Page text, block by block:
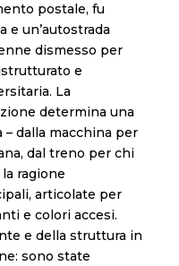
postale, fu
e un’autostrada
dismesso per
e
La
determina una
dalla macchina per
dal treno per chi
ragione
articolate per
e colori accesi.
e della struttura in
sono state